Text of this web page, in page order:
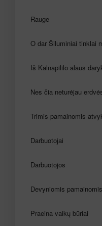
Rauge
O dar Šiluminiai tinklai
Iš Kalnapililo alaus
Nes čia neturėjau
Trimis pamainomis
Darbuotojai
Darbuotojos
Devyniomis pamainomis
Praeina vaikų būriai